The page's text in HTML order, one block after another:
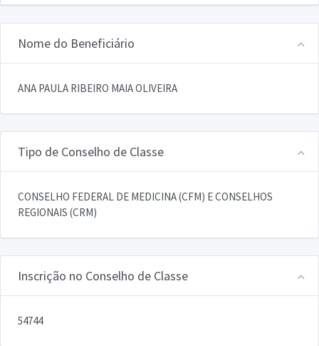
Nome do Beneficiário
ANA PAULA RIBEIRO MAIA OLIVEIRA
Tipo de Conselho de Classe
CONSELHO FEDERAL DE MEDICINA (CFM) E CONSELHOS
REGIONAIS (CRM)
Inscrição no Conselho de Classe
54744